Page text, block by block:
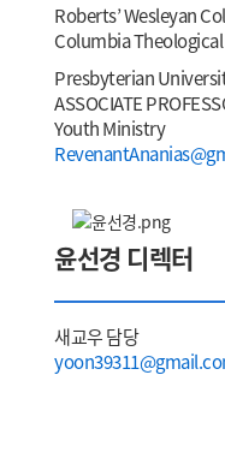
Roberts’ Wesleyan
Columbia
Presbyterian
ASSOCIATE
Youth Ministry
윤선경 디렉터
새교우 담당